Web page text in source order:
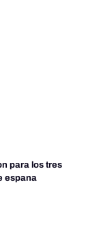
para los tres
espana